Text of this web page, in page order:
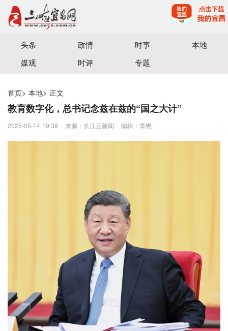
宜昌三峡融媒体中心主办
头条 政情 时事
本地
媒观
时评 专题
首页> 本地> 正文
教育数字化，总书记念兹在兹的“国之大计”
2025-05-14 19:38 来源：长江云新闻 编辑：李懋